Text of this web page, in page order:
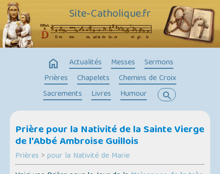
Site-Catholique.fr
home Actualités Messes
Sermons
Prières
Chapelets
Chemins de Croix
Sacrements
Livres Humour search
Prière pour la Nativité de la Sainte Vierge
de l'Abbé Ambroise Guillois
Prières >pour la Nativité de Marie